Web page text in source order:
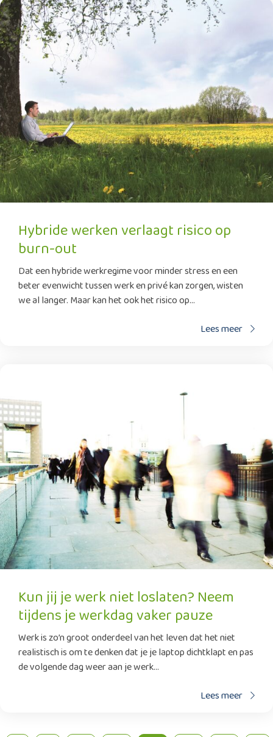
Hybride werken verlaagt risico op
burn-out
Dat een hybride werkregime voor minder stress en een
beter evenwicht tussen werk en privé kan zorgen, wisten
we al langer. Maar kan het ook het risico op...
Lees meer
Kun jij je werk niet loslaten? Neem
tijdens je werkdag vaker pauze
Werk is zo’n groot onderdeel van het leven dat het niet
realistisch is om te denken dat je je laptop dichtklapt en pas
de volgende dag weer aan je werk...
Lees meer